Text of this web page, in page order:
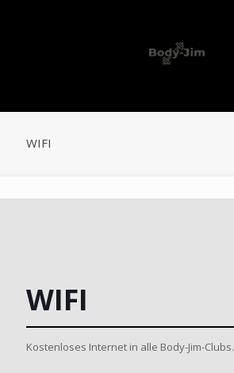
WIFI
WIFI
Kostenloses Internet in alle Body-Jim-Clubs.